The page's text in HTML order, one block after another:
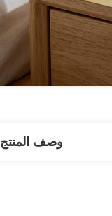
وصف المنتج